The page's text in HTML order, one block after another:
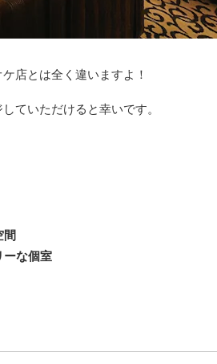
店とは全く違いますよ！
ていただけると幸いです。
間
ーな個室